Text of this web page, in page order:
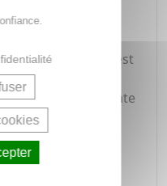
et rebond,
et le cou est
rapide hydrate
confort et
d'ingrédients